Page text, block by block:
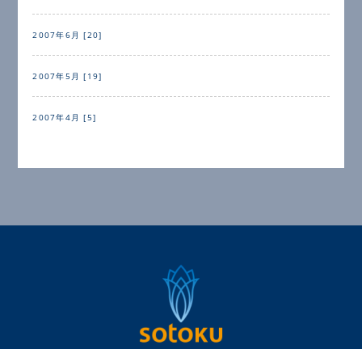
2007年6月 [20]
2007年5月 [19]
2007年4月 [5]